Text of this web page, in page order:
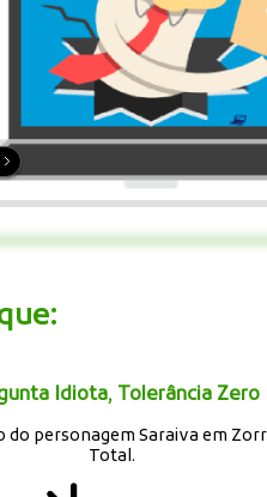
Idiota, Tolerância Zero
do personagem Saraiva em
Total.